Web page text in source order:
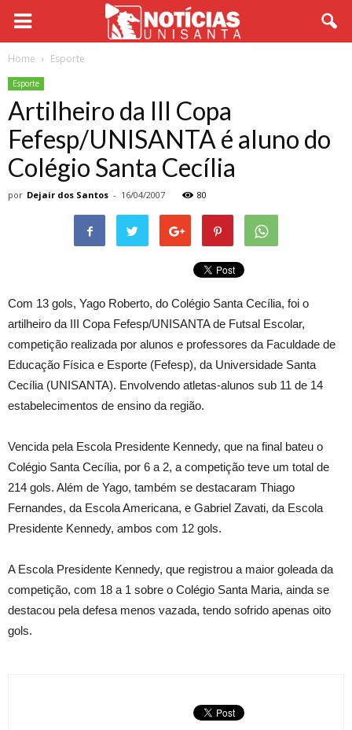
Home Esporte
Esporte
Artilheiro da III Copa
Fefesp/UNISANTA é aluno do
Colégio Santa Cecília
por Dejair dos Santos - 16/04/2007 80
Com 13 gols, Yago Roberto, do Colégio Santa Cecília, foi o
artilheiro da III Copa Fefesp/UNISANTA de Futsal Escolar,
competição realizada por alunos e professores da Faculdade de
Educação Física e Esporte (Fefesp), da Universidade Santa
Cecília (UNISANTA). Envolvendo atletas-alunos sub 11 de 14
estabelecimentos de ensino da região.
Vencida pela Escola Presidente Kennedy, que na final bateu o
Colégio Santa Cecília, por 6 a 2, a competição teve um total de
214 gols. Além de Yago, também se destacaram Thiago
Fernandes, da Escola Americana, e Gabriel Zavati, da Escola
Presidente Kennedy, ambos com 12 gols.
A Escola Presidente Kennedy, que registrou a maior goleada da
competição, com 18 a 1 sobre o Colégio Santa Maria, ainda se
destacou pela defesa menos vazada, tendo sofrido apenas oito
gols.